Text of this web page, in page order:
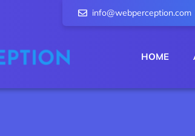
info@webperception.com
HOME